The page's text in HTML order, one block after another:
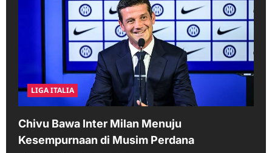
LIGA ITALIA
Chivu Bawa Inter Milan Menuju
Kesempurnaan di Musim Perdana